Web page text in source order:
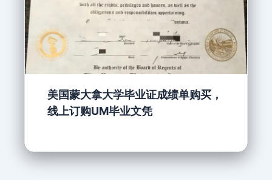
美国蒙大拿大学毕业证成绩单购买，
线上订购UM毕业文凭